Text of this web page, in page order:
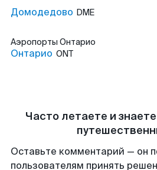
Домодедово DME
Аэропорты Онтарио
Онтарио ONT
Часто летаете и
Оставьте комментарий — он
пользователям принять